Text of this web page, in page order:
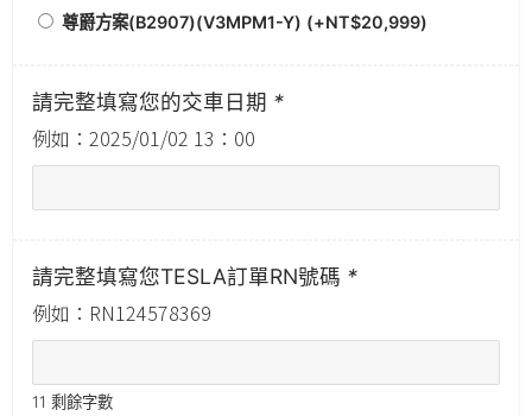
尊爵方案(B2907)(V3MPM1-Y) (+NT$20,999)
請完整填寫您的交車日期 *
例如：2025/01/02 13：00
請完整填寫您TESLA訂單RN號碼 *
例如：RN124578369
11 剩餘字數